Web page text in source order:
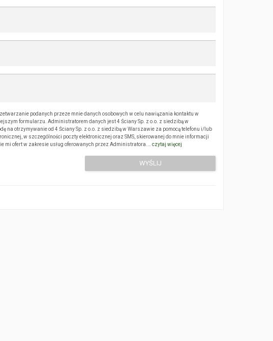
podanych przeze mnie danych osobowych w celu nawiązania kontaktu w
formularzu. Administratorem danych jest 4 Ściany Sp. z o.o. z siedzibą w
na otrzymywanie od 4 Ściany Sp. z o.o. z siedzibą w Warszawie za pomocą telefonu i/lub
w szczególności poczty elektronicznej oraz SMS, skierowanej do mnie informacji
mi ofert w zakresie usług oferowanych przez Administratora.… czytaj więcej